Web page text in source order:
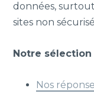
données,
sites non
Notre sélection
Nos